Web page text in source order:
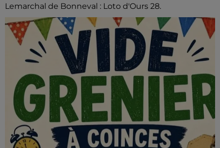
Lemarchal de Bonneval : Loto d'Ours 28.